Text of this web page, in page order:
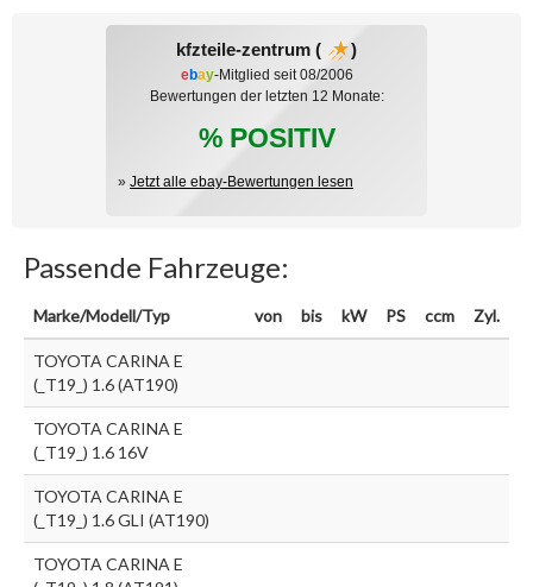
kfzteile-zentrum ( )
ebay-Mitglied seit 08/2006
Bewertungen der letzten 12 Monate:
% POSITIV
» Jetzt alle ebay-Bewertungen lesen
Passende Fahrzeuge:
Marke/Modell/Typ von bis kW PS ccm Zyl.
TOYOTA CARINA E
(_T19_) 1.6 (AT190)
TOYOTA CARINA E
(_T19_) 1.6 16V
TOYOTA CARINA E
(_T19_) 1.6 GLI (AT190)
TOYOTA CARINA E